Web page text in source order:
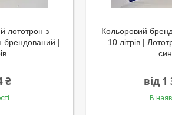
лототрон з
брендований |
₴
Кольоровий
10 літрів |
від 1
В